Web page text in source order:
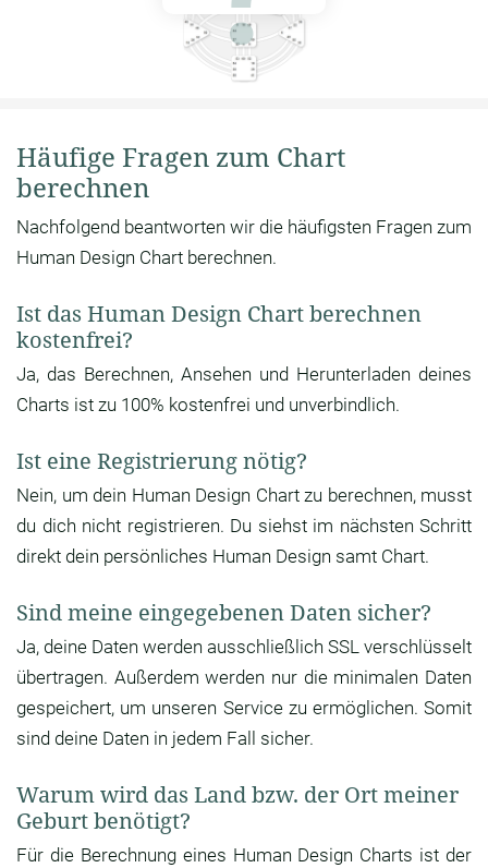
Häufige Fragen zum Chart
berechnen
Nachfolgend beantworten wir die häufigsten Fragen zum
Human Design Chart berechnen.
Ist das Human Design Chart berechnen
kostenfrei?
Ja, das Berechnen, Ansehen und Herunterladen deines
Charts ist zu 100% kostenfrei und unverbindlich.
Ist eine Registrierung nötig?
Nein, um dein Human Design Chart zu berechnen, musst
du dich nicht registrieren. Du siehst im nächsten Schritt
direkt dein persönliches Human Design samt Chart.
Sind meine eingegebenen Daten sicher?
Ja, deine Daten werden ausschließlich SSL verschlüsselt
übertragen. Außerdem werden nur die minimalen Daten
gespeichert, um unseren Service zu ermöglichen. Somit
sind deine Daten in jedem Fall sicher.
Warum wird das Land bzw. der Ort meiner
Geburt benötigt?
Für die Berechnung eines Human Design Charts ist der